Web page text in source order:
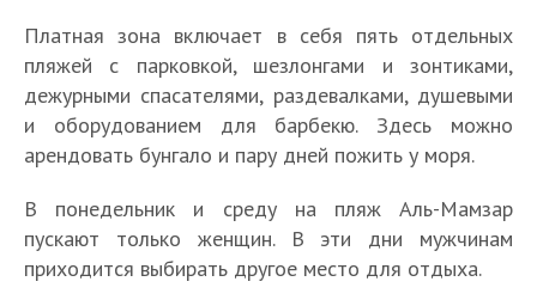
Платная зона включает в себя пять отдельных
пляжей с парковкой, шезлонгами и зонтиками,
дежурными спасателями, раздевалками, душевыми
и оборудованием для барбекю. Здесь можно
арендовать бунгало и пару дней пожить у моря.
В понедельник и среду на пляж Аль-Мамзар
пускают только женщин. В эти дни мужчинам
приходится выбирать другое место для отдыха.